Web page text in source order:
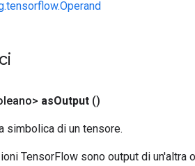
asOutput ()
simbolica di un tensore.
TensorFlow sono output di un'altra